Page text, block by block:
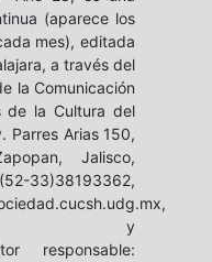
(aparece los
mes), editada
a través del
la Comunicación
de la Cultura del
Parres Arias 150,
Jalisco,
y
responsable: